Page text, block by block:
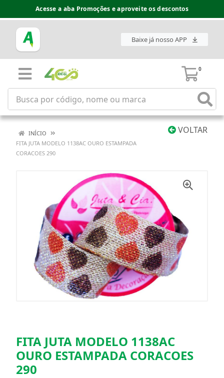
Acesse a aba Promoções e aproveite os descontos
Baixe já nosso APP
0
VOLTAR
INÍCIO
FITA JUTA MODELO 1138AC OURO ESTAMPADA
CORACOES 290
FITA JUTA MODELO 1138AC
OURO ESTAMPADA CORACOES
290